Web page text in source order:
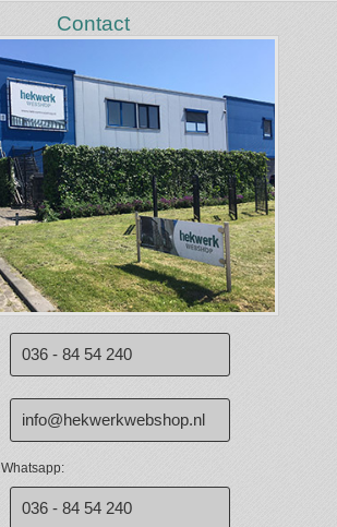
Contact
036 - 84 54 240
info@hekwerkwebshop.nl
Whatsapp:
036 - 84 54 240